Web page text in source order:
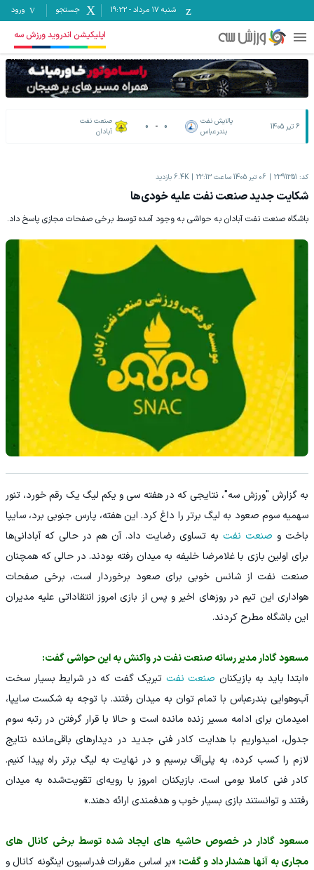
شنبه ۱۷ مرداد -
19:22 جستجو ورود
اپلیکیشن اندروید ورزش سه
6 تیر 1405
پالایش نفت
بندرعباس
0
-
0
صنعت نفت
آبادان
کد: 2391351 06 تیر 1405 ساعت 22:13 6.4K بازدید
شکایت جدید صنعت نفت علیه خودی‌ها
باشگاه صنعت نفت آبادان به حواشی به وجود آمده توسط برخی صفحات مجازی پاسخ داد.
به گزارش "ورزش سه"، نتایجی که در هفته سی و یکم لیگ یک رقم خورد، تنور
سهمیه سوم صعود به لیگ برتر را داغ کرد. این هفته، پارس جنوبی برد، سایپا
باخت و صنعت نفت به تساوی رضایت داد. آن هم در حالی که آبادانی‌ها
برای اولین بازی با غلامرضا خلیفه به میدان رفته بودند. در حالی که همچنان
صنعت نفت از شانس خوبی برای صعود برخوردار است، برخی صفحات
هواداری این تیم در روزهای اخیر و پس از بازی امروز انتقاداتی علیه مدیران
این باشگاه مطرح کردند.
مسعود گادار مدیر رسانه صنعت نفت در واکنش به این حواشی گفت:
«ابتدا باید به بازیکنان صنعت نفت تبریک گفت که در شرایط بسیار سخت
آب‌وهوایی بندرعباس با تمام توان به میدان رفتند. با توجه به شکست سایپا،
امیدمان برای ادامه مسیر زنده مانده است و حالا با قرار گرفتن در رتبه سوم
جدول، امیدواریم با هدایت کادر فنی جدید در دیدارهای باقی‌مانده نتایج
لازم را کسب کرده، به پلی‌آف برسیم و در نهایت به لیگ برتر راه پیدا کنیم.
کادر فنی کاملا بومی است. بازیکنان امروز با رویه‌ای تقویت‌شده به میدان
رفتند و توانستند بازی بسیار خوب و هدفمندی ارائه دهند.»
مسعود گادار در خصوص حاشیه های ایجاد شده توسط برخی کانال های
مجاری به آنها هشدار داد و گفت: «بر اساس مقررات فدراسیون اینگونه کانال و